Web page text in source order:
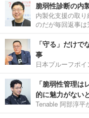
脆弱性診断の内
内製化支援の取
のだが毎回返事は
「守る」だけ
事
日本プルーフポ
「脆弱性管理
的に魅力がない
Tenable 阿部淳平